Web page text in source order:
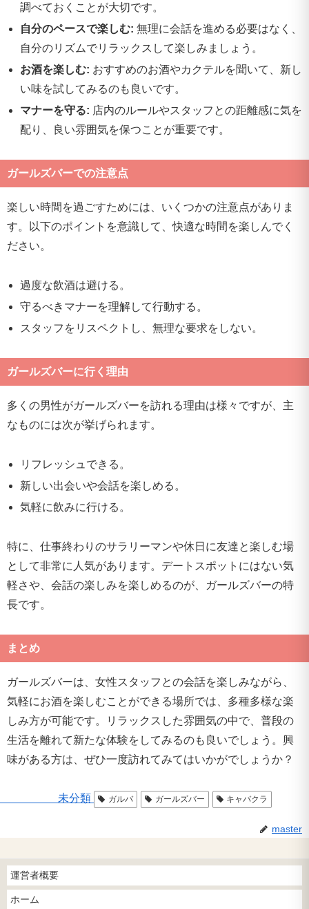
調べておくことが大切です。
自分のペースで楽しむ: 無理に会話を進める必要はなく、
自分のリズムでリラックスして楽しみましょう。
お酒を楽しむ: おすすめのお酒やカクテルを聞いて、新し
い味を試してみるのも良いです。
マナーを守る: 店内のルールやスタッフとの距離感に気を
配り、良い雰囲気を保つことが重要です。
ガールズバーでの注意点
楽しい時間を過ごすためには、いくつかの注意点がありま
す。以下のポイントを意識して、快適な時間を楽しんでく
ださい。
過度な飲酒は避ける。
守るべきマナーを理解して行動する。
スタッフをリスペクトし、無理な要求をしない。
ガールズバーに行く理由
多くの男性がガールズバーを訪れる理由は様々ですが、主
なものには次が挙げられます。
リフレッシュできる。
新しい出会いや会話を楽しめる。
気軽に飲みに行ける。
特に、仕事終わりのサラリーマンや休日に友達と楽しむ場
として非常に人気があります。デートスポットにはない気
軽さや、会話の楽しみを楽しめるのが、ガールズバーの特
長です。
まとめ
ガールズバーは、女性スタッフとの会話を楽しみながら、
気軽にお酒を楽しむことができる場所では、多種多様な楽
しみ方が可能です。リラックスした雰囲気の中で、普段の
生活を離れて新たな体験をしてみるのも良いでしょう。興
味がある方は、ぜひ一度訪れてみてはいかがでしょうか？
未分類 ガルバ ガールズバー キャバクラ
master
運営者概要
ホーム